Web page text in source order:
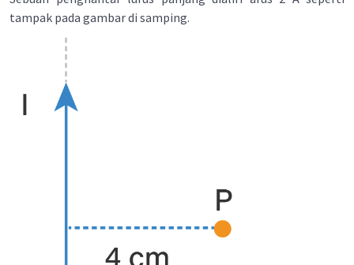
tampak pada gambar di samping.